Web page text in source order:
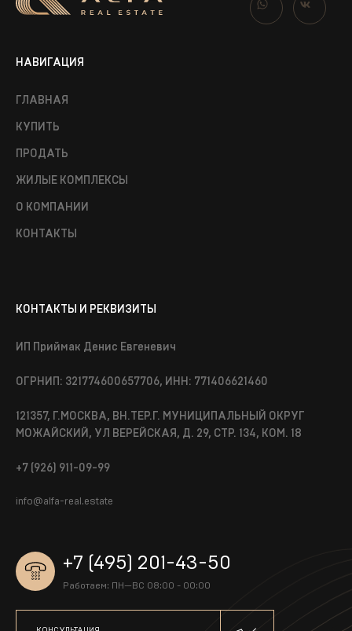
НАВИГАЦИЯ
ГЛАВНАЯ
КУПИТЬ
ПРОДАТЬ
ЖИЛЫЕ КОМПЛЕКСЫ
О КОМПАНИИ
КОНТАКТЫ
КОНТАКТЫ И РЕКВИЗИТЫ
ИП Приймак Денис Евгеневич
ОГРНИП: 321774600657706, ИНН: 771406621460
121357, Г.МОСКВА, ВН.ТЕР.Г. МУНИЦИПАЛЬНЫЙ ОКРУГ
МОЖАЙСКИЙ, УЛ ВЕРЕЙСКАЯ, Д. 29, СТР. 134, КОМ. 18
+7 (926) 911-09-99
info@alfa-real.estate
+7 (495) 201-43-50
Работаем: ПН—ВС 08:00 - 00:00